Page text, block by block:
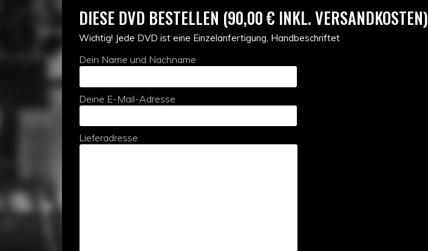
DIESE DVD BESTELLEN (90,00 € INKL. VERSANDKOSTEN)
Wichtig! Jede DVD ist eine Einzelanfertigung, Handbeschriftet
Dein Name und Nachname
Deine E-Mail-Adresse
Lieferadresse